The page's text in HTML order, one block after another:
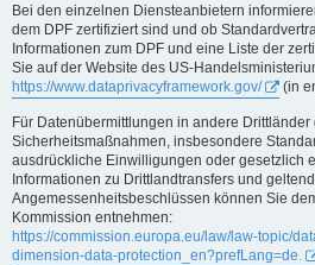
Bei den einzelnen Diensteanbietern
dem DPF zertifiziert sind und ob
Informationen zum DPF und eine Liste der
Sie auf der Website des US-
https://www.dataprivacyframework.gov/
(in
Für Datenübermittlungen in andere
Sicherheitsmaßnahmen, insbesondere
ausdrückliche Einwilligungen oder gesetzlich
Informationen zu Drittlandtransfers und
Angemessenheitsbeschlüssen können Sie
Kommission entnehmen:
https://commission.europa.eu/law/law-topic/
dimension-data-protection_en?prefLang=de.